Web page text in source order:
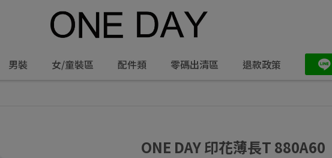
男裝 女/童裝區 配件類 零碼出清區 退款政策
ONE DAY 印花薄長T 880A60